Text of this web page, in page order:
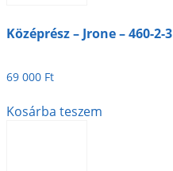
Középrész – Jrone – 460-2-3
69 000 Ft
Kosárba teszem